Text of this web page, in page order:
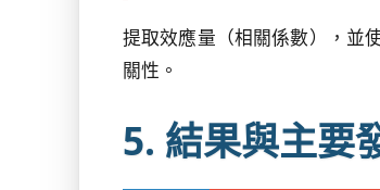
提取效應量（相關係數），並
關性。
5. 結果與主要